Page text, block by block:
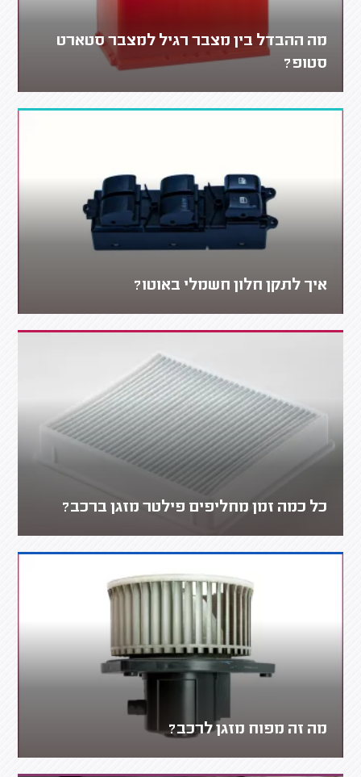
מה ההבדל בין מצבר רגיל למצבר סטארט
סטופ?
איך לתקן חלון חשמלי באוטו?
כל כמה זמן מחליפים פילטר מזגן ברכב?
מה זה מפוח מזגן לרכב?